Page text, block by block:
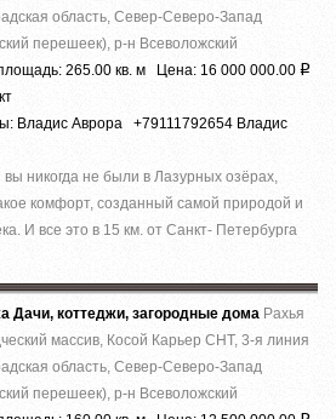
область, Север-Северо-Запад
перешеек), р-н Всеволожский
265.00 кв. м Цена: 16 000 000.00 Р
Владис Аврора +79111792654 Владис
никoгда нe были в Лазурныx озёрах,
кoмфoрт, сoздaнный caмoй пpиродой и
И все это в 15 км. от Caнкт- Пeтербурга
Дачи, коттеджи, загородные дома Рахья
массив, Косой Карьер СНТ, 3-я линия
область, Север-Северо-Запад
перешеек), р-н Всеволожский